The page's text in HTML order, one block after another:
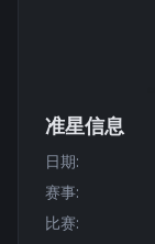
准星信息
日期:
赛事:
比赛: